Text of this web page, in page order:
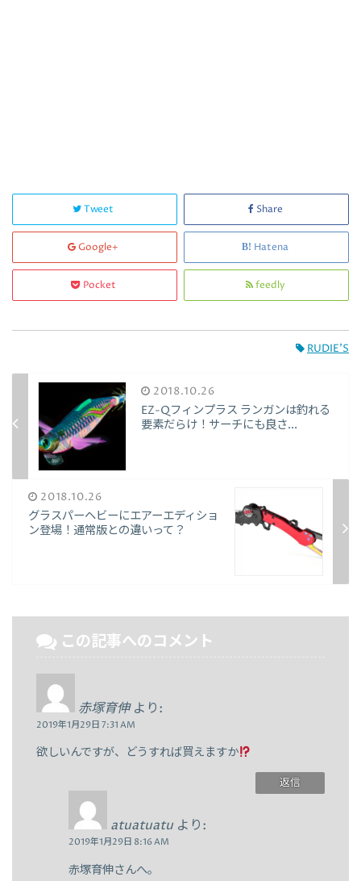
Tweet Share
Google+ Hatena
Pocket feedly
RUDIE’S
2018.10.26
EZ-Qフィンプラス ランガンは釣れる
要素だらけ！サーチにも良さ...
2018.10.26
グラスパーヘビーにエアーエディショ
ン登場！通常版との違いって？
この記事へのコメント
赤塚育伸 より:
2019年1月29日 7:31 AM
欲しいんですが、どうすれば買えますか
返信
atuatuatu より:
2019年1月29日 8:16 AM
赤塚育伸さんへ。